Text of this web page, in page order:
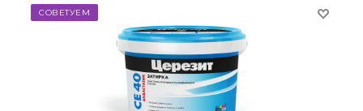
СОВЕТУЕМ